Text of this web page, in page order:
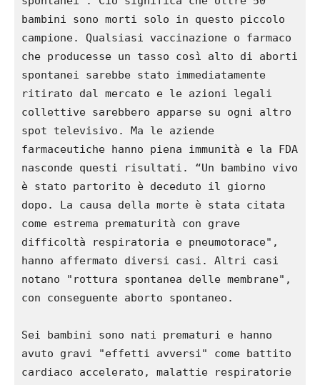
bambini sono morti solo in questo piccolo
campione. Qualsiasi vaccinazione o farmaco
che producesse un tasso così alto di aborti
spontanei sarebbe stato immediatamente
ritirato dal mercato e le azioni legali
collettive sarebbero apparse su ogni altro
spot televisivo. Ma le aziende
farmaceutiche hanno piena immunità e la FDA
nasconde questi risultati. “Un bambino vivo
è stato partorito è deceduto il giorno
dopo. La causa della morte è stata citata
come estrema prematurità con grave
difficoltà respiratoria e pneumotorace",
hanno affermato diversi casi. Altri casi
notano "rottura spontanea delle membrane",
con conseguente aborto spontaneo.
Sei bambini sono nati prematuri e hanno
avuto gravi "effetti avversi" come battito
cardiaco accelerato, malattie respiratorie